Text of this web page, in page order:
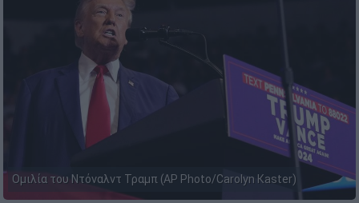
Ομιλία του Ντόναλντ Τραμπ (AP Photo/Carolyn Kaster)